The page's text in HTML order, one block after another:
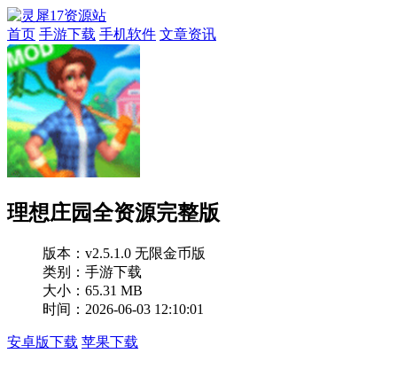
首页 手游下载 手机软件 文章资讯
理想庄园全资源完整版
版本： v2.5.1.0 无限金币版
类别：手游下载
大小：65.31 MB
时间：2026-06-03 12:10:01
安卓版下载 苹果下载